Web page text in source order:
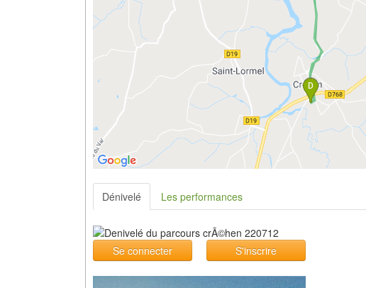
Dénivelé Les performances
Se connecter S'inscrire